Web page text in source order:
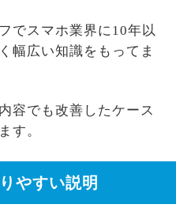
でスマホ業界に10年以
幅広い知識をもってま
容でも改善したケース
す。
やすい説明